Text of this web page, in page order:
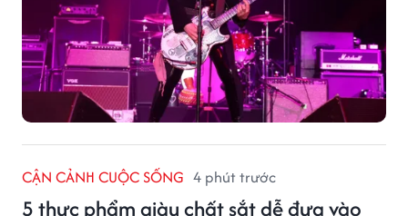
CẬN CẢNH CUỘC SỐNG 4 phút trước
5 thực phẩm giàu chất sắt dễ đưa vào